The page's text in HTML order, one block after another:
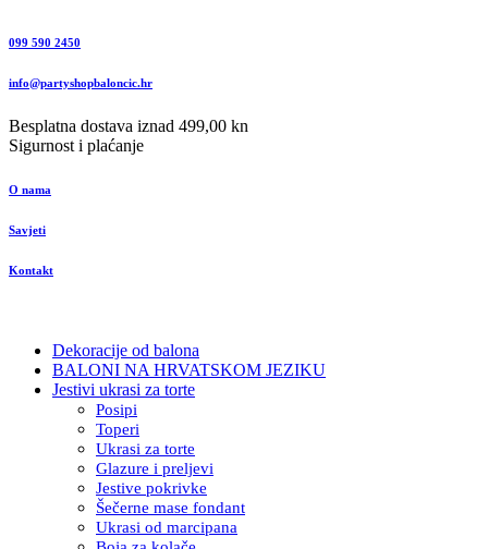
099 590 2450
info@partyshopbaloncic.hr
Besplatna dostava iznad 499,00 kn
Sigurnost i plaćanje
O nama
Savjeti
Kontakt
Dekoracije od balona
BALONI NA HRVATSKOM JEZIKU
Jestivi ukrasi za torte
Posipi
Toperi
Ukrasi za torte
Glazure i preljevi
Jestive pokrivke
Šečerne mase fondant
Ukrasi od marcipana